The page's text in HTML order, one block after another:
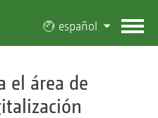
español
el área de